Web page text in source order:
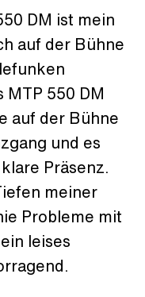
DM ist mein
auf der Bühne
550 DM
auf der Bühne
und es
Präsenz.
meiner
Probleme mit
leises